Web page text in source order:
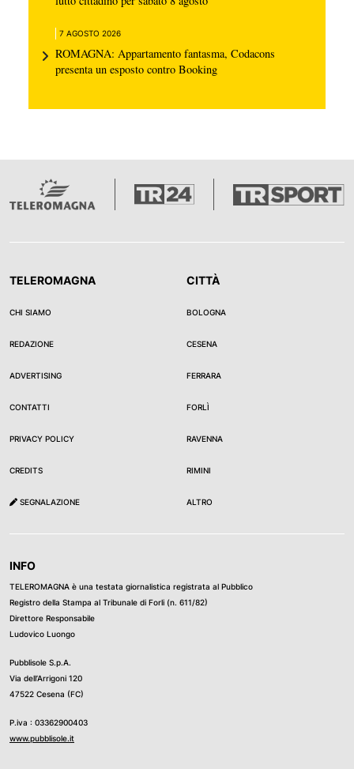
7 AGOSTO 2026
ROMAGNA: Appartamento fantasma, Codacons
presenta un esposto contro Booking
TELEROMAGNA
CHI SIAMO
REDAZIONE
ADVERTISING
CONTATTI
PRIVACY POLICY
CREDITS
SEGNALAZIONE
CITTÀ
BOLOGNA
CESENA
FERRARA
FORLÌ
RAVENNA
RIMINI
ALTRO
INFO
TELEROMAGNA è una testata giornalistica registrata al Pubblico
Registro della Stampa al Tribunale di Forli (n. 611/82)
Direttore Responsabile
Ludovico Luongo
Pubblisole S.p.A.
Via dell’Arrigoni 120
47522 Cesena (FC)
P.iva : 03362900403
www.pubblisole.it